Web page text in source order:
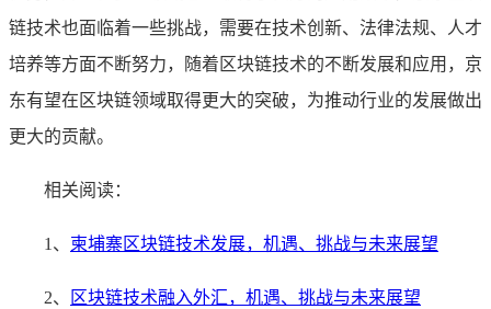
链技术也面临着一些挑战，需要在技术创新、法律法规、人才
培养等方面不断努力，随着区块链技术的不断发展和应用，京
东有望在区块链领域取得更大的突破，为推动行业的发展做出
更大的贡献。
相关阅读：
1、 柬埔寨区块链技术发展，机遇、挑战与未来展望
2、 区块链技术融入外汇，机遇、挑战与未来展望